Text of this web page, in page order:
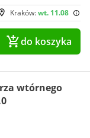
Kraków:wt. 11.08
do koszyka
wtórnego